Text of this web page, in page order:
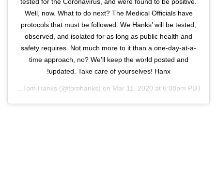
Well, now. What to do next? The Medical Officials have
protocols that must be followed. We Hanks’ will be tested,
observed, and isolated for as long as public health and
safety requires. Not much more to it than a one-day-at-a-
time approach, no? We’ll keep the world posted and
updated. Take care of yourselves! Hanx!
Tom Hanks (@tomhanks) on Mar 11, 2020 at 6:08pm PDT